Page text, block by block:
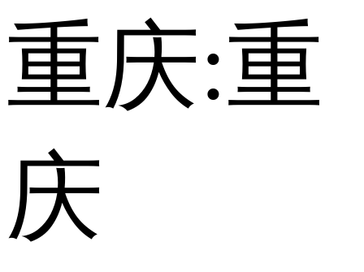
重庆:重
庆